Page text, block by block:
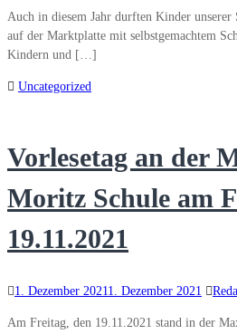
Auch in diesem Jahr durften Kinder unserer
auf der Marktplatte mit selbstgemachtem
Kindern und […]
Uncategorized
Vorlesetag an der
Moritz Schule am
19.11.2021
1. Dezember 20211. Dezember 2021
Am Freitag, den 19.11.2021 stand in der